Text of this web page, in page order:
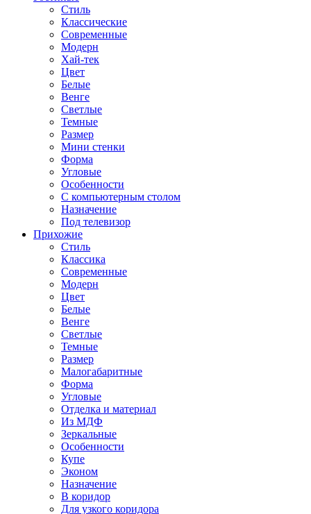
Стиль
Классические
Современные
Модерн
Хай-тек
Цвет
Белые
Венге
Светлые
Темные
Размер
Мини стенки
Форма
Угловые
Особенности
С компьютерным столом
Назначение
Под телевизор
Прихожие
Стиль
Классика
Современные
Модерн
Цвет
Белые
Венге
Светлые
Темные
Размер
Малогабаритные
Форма
Угловые
Отделка и материал
Из МДФ
Зеркальные
Особенности
Купе
Эконом
Назначение
В коридор
Для узкого коридора